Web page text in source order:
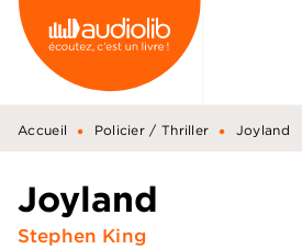
MENU RECHERCHE
PIED DE PAGE
Accueil • Policier / Thriller • Joyland
Joyland
Stephen King